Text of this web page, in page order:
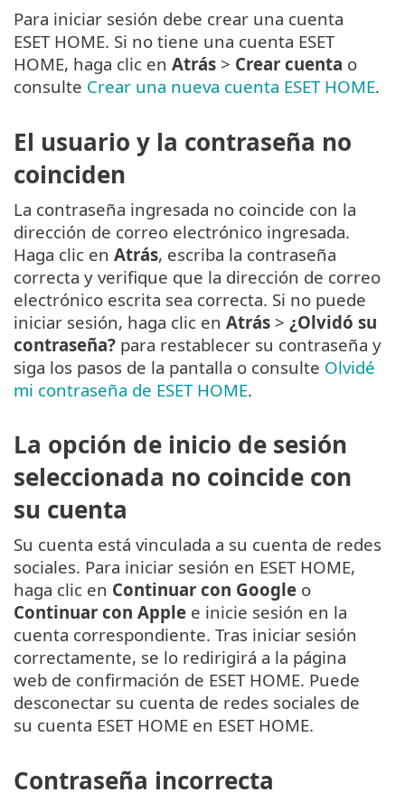
Para iniciar sesión debe crear una cuenta
ESET HOME. Si no tiene una cuenta ESET
HOME, haga clic en Atrás > Crear cuenta o
consulte Crear una nueva cuenta ESET HOME.
El usuario y la contraseña no
coinciden
La contraseña ingresada no coincide con la
dirección de correo electrónico ingresada.
Haga clic en Atrás, escriba la contraseña
correcta y verifique que la dirección de correo
electrónico escrita sea correcta. Si no puede
iniciar sesión, haga clic en Atrás > ¿Olvidó su
contraseña? para restablecer su contraseña y
siga los pasos de la pantalla o consulte Olvidé
mi contraseña de ESET HOME.
La opción de inicio de sesión
seleccionada no coincide con
su cuenta
Su cuenta está vinculada a su cuenta de redes
sociales. Para iniciar sesión en ESET HOME,
haga clic en Continuar con Google o
Continuar con Apple e inicie sesión en la
cuenta correspondiente. Tras iniciar sesión
correctamente, se lo redirigirá a la página
web de confirmación de ESET HOME. Puede
desconectar su cuenta de redes sociales de
su cuenta ESET HOME en ESET HOME.
Contraseña incorrecta